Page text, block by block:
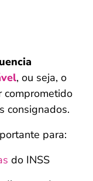
, ou seja, o
comprometido
consignados.
para:
do INSS